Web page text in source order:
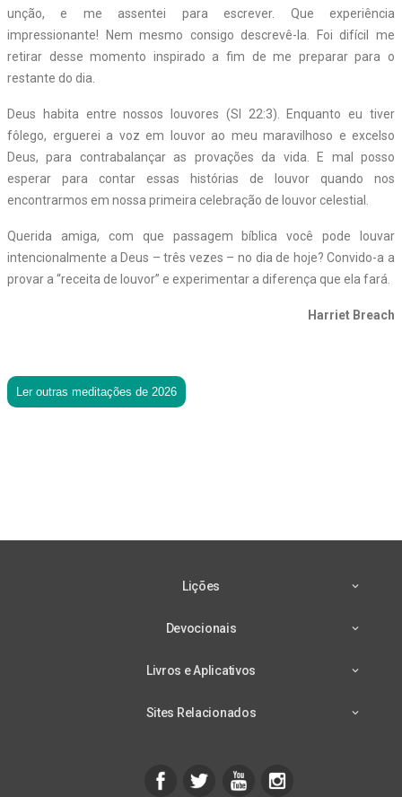
unção, e me assentei para escrever. Que experiência
impressionante! Nem mesmo consigo descrevê-la. Foi difícil me
retirar desse momento inspirado a fim de me preparar para o
restante do dia.
Deus habita entre nossos louvores (Sl 22:3). Enquanto eu tiver
fôlego, erguerei a voz em louvor ao meu maravilhoso e excelso
Deus, para contrabalançar as provações da vida. E mal posso
esperar para contar essas histórias de louvor quando nos
encontrarmos em nossa primeira celebração de louvor celestial.
Querida amiga, com que passagem bíblica você pode louvar
intencionalmente a Deus – três vezes – no dia de hoje? Convido-a a
provar a “receita de louvor” e experimentar a diferença que ela fará.
Harriet Breach
Ler outras meditações de 2026
Lições
Devocionais
Livros e Aplicativos
Sites Relacionados